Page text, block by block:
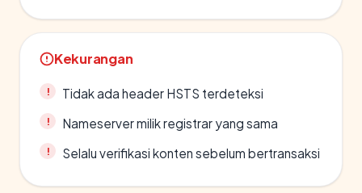
Kekurangan
Tidak ada header HSTS terdeteksi
Nameserver milik registrar yang sama
Selalu verifikasi konten sebelum bertransaksi